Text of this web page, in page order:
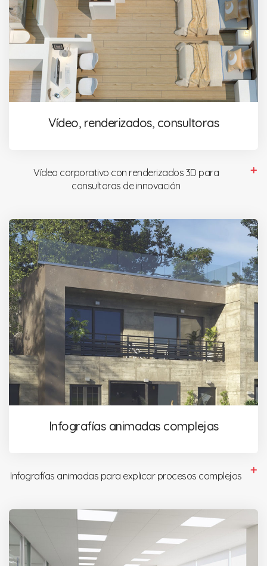
Vídeo, renderizados, consultoras
Vídeo corporativo con renderizados 3D para
consultoras de innovación
Infografías animadas complejas
Infografías animadas para explicar procesos complejos